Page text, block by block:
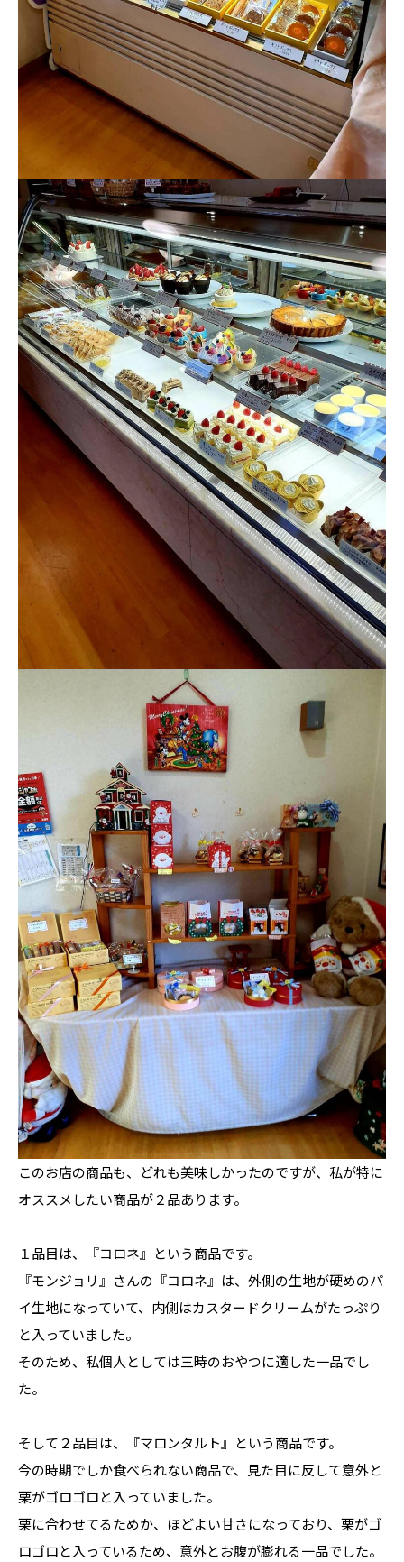
このお店の商品も、どれも美味しかったのですが、私が特に
オススメしたい商品が２品あります。
１品目は、『コロネ』という商品です。
『モンジョリ』さんの『コロネ』は、外側の生地が硬めのパ
イ生地になっていて、内側はカスタードクリームがたっぷり
と入っていました。
そのため、私個人としては三時のおやつに適した一品でし
た。
そして２品目は、『マロンタルト』という商品です。
今の時期でしか食べられない商品で、見た目に反して意外と
栗がゴロゴロと入っていました。
栗に合わせてるためか、ほどよい甘さになっており、栗がゴ
ロゴロと入っているため、意外とお腹が膨れる一品でした。